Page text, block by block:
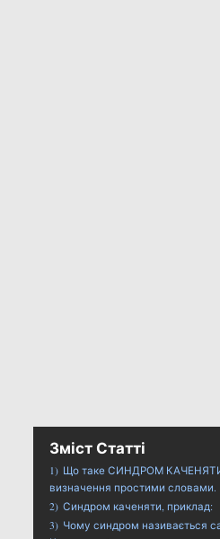
Зміст Статті
1) Що таке СИНДРОМ КАЧЕНЯТИ
визначення простими словами.
2) Синдром каченяти, приклад:
3) Чому синдром називається